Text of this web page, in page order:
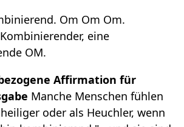
Om Om Om.
eine
OM.
Affirmation für
Manche Menschen fühlen
oder als Heuchler, wenn